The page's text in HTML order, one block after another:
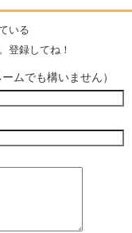
いる
登録してね！
ムでも構いません）